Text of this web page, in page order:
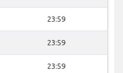
23:59
23:59
23:59